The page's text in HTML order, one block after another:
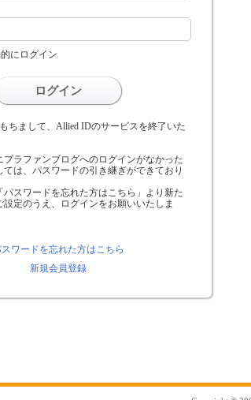
にログイン
ログイン
ちまして、Allied IDのサービスを終了いた
プラファンブログへのログインがなかった
ては、パスワードの引き継ぎができており
パスワードを忘れた方はこちら」より新た
設定のうえ、ログインをお願いいたしま
スワードを忘れた方はこちら
新規会員登録